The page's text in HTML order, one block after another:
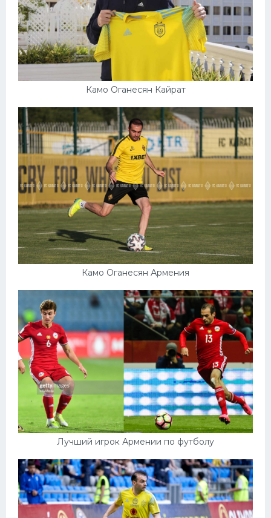
Камо Оганесян Кайрат
Камо Оганесян Армения
Лучший игрок Армении по футболу